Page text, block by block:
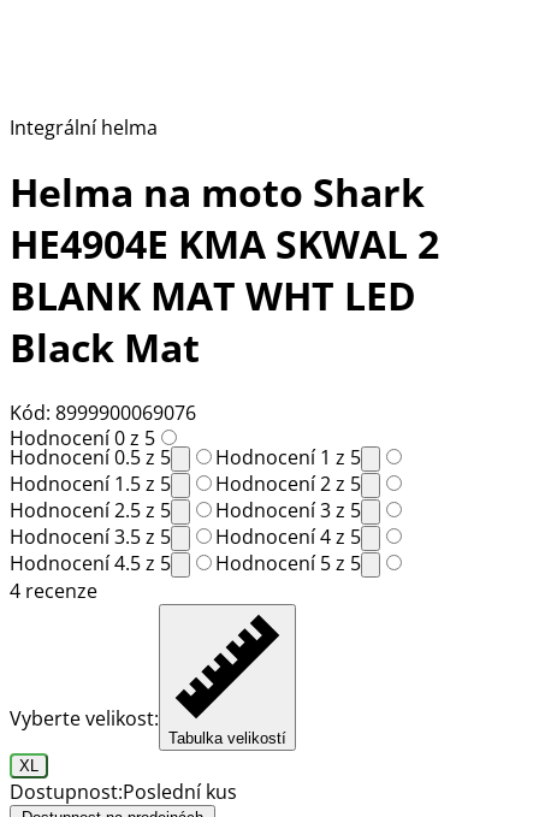
Integrální helma
Helma na moto Shark
HE4904E KMA SKWAL 2
BLANK MAT WHT LED
Black Mat
Kód: 8999900069076
Hodnocení 0 z 5
Hodnocení 0.5 z 5
Hodnocení 1 z 5
Hodnocení 1.5 z 5
Hodnocení 2 z 5
Hodnocení 2.5 z 5
Hodnocení 3 z 5
Hodnocení 3.5 z 5
Hodnocení 4 z 5
Hodnocení 4.5 z 5
Hodnocení 5 z 5
4 recenze
Vyberte velikost:
Tabulka velikostí
XL
Dostupnost:Poslední kus